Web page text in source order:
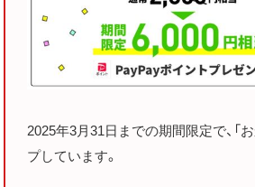
2025年3月31日までの期間限定で、
プしています。